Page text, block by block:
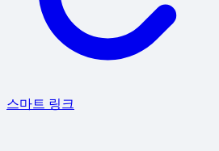
스마트 링크